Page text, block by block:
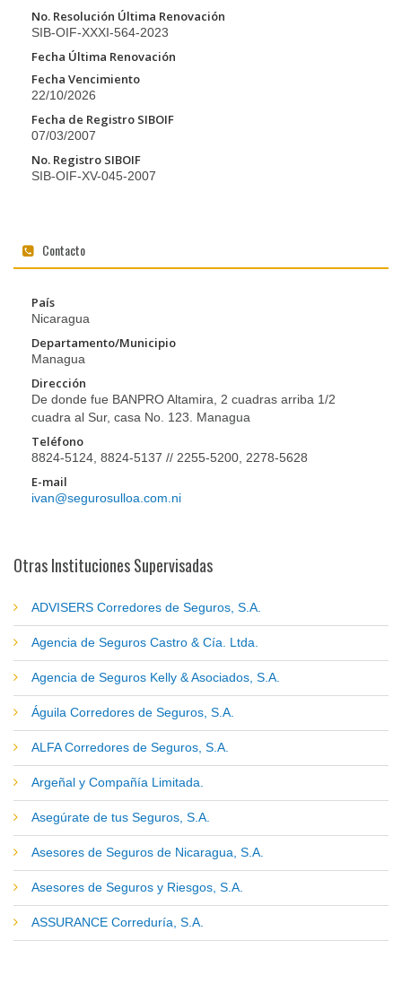
No. Resolución Última Renovación
SIB-OIF-XXXI-564-2023
Fecha Última Renovación
Fecha Vencimiento
22/10/2026
Fecha de Registro SIBOIF
07/03/2007
No. Registro SIBOIF
SIB-OIF-XV-045-2007
Contacto
País
Nicaragua
Departamento/Municipio
Managua
Dirección
De donde fue BANPRO Altamira, 2 cuadras arriba 1/2
cuadra al Sur, casa No. 123. Managua
Teléfono
8824-5124, 8824-5137 // 2255-5200, 2278-5628
E-mail
ivan@segurosulloa.com.ni
Otras Instituciones Supervisadas
ADVISERS Corredores de Seguros, S.A.
Agencia de Seguros Castro & Cía. Ltda.
Agencia de Seguros Kelly & Asociados, S.A.
Águila Corredores de Seguros, S.A.
ALFA Corredores de Seguros, S.A.
Argeñal y Compañía Limitada.
Asegúrate de tus Seguros, S.A.
Asesores de Seguros de Nicaragua, S.A.
Asesores de Seguros y Riesgos, S.A.
ASSURANCE Correduría, S.A.